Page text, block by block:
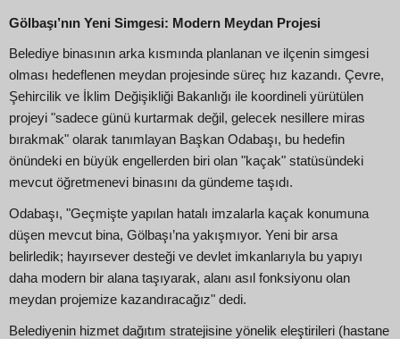
Gölbaşı’nın Yeni Simgesi: Modern Meydan Projesi
Belediye binasının arka kısmında planlanan ve ilçenin simgesi
olması hedeflenen meydan projesinde süreç hız kazandı. Çevre,
Şehircilik ve İklim Değişikliği Bakanlığı ile koordineli yürütülen
projeyi "sadece günü kurtarmak değil, gelecek nesillere miras
bırakmak" olarak tanımlayan Başkan Odabaşı, bu hedefin
önündeki en büyük engellerden biri olan "kaçak" statüsündeki
mevcut öğretmenevi binasını da gündeme taşıdı.
Odabaşı, "Geçmişte yapılan hatalı imzalarla kaçak konumuna
düşen mevcut bina, Gölbaşı’na yakışmıyor. Yeni bir arsa
belirledik; hayırsever desteği ve devlet imkanlarıyla bu yapıyı
daha modern bir alana taşıyarak, alanı asıl fonksiyonu olan
meydan projemize kazandıracağız" dedi.
Belediyenin hizmet dağıtım stratejisine yönelik eleştirileri (hastane